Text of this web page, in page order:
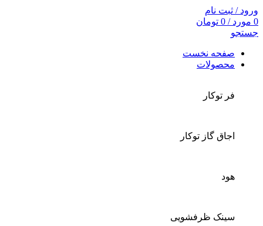
ورود / ثبت نام
0 مورد/
0 تومان
جستجو
صفحه نخست
محصولات
فر توکار
اجاق گاز توکار
هود
سینک ظرفشویی